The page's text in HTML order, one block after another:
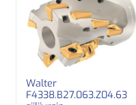
Walter
F4338.B27.063.Z04.63